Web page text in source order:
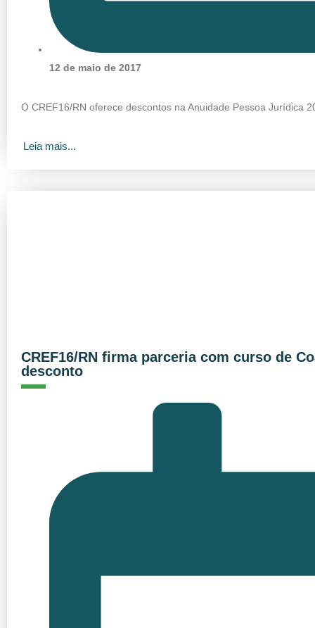
12 de maio de 2017
O CREF16/RN oferece descontos na Anuidade Pessoa Jurídica
Leia mais...
CREF16/RN firma parceria com curso de
desconto